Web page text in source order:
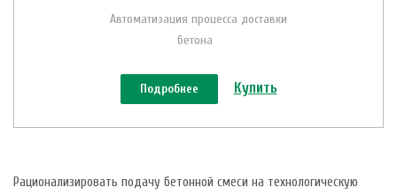
Автоматизация процесса доставки
бетона
Подробнее Купить
Рационализировать подачу бетонной смеси на технологическую